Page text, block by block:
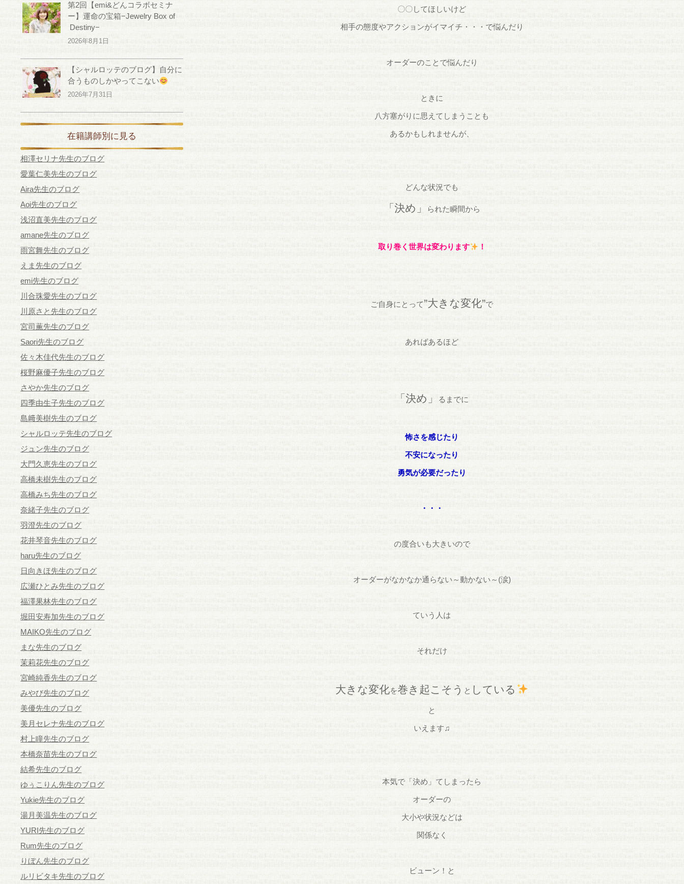
〇〇してほしいけど
相手の態度やアクションがイマイチ・・・で悩んだり
オーダーのことで悩んだり
ときに
八方塞がりに思えてしまうことも
あるかもしれませんが、
どんな状況でも
「決め」 られた瞬間から
取り巻く世界は変わります ！
ご自身にとって”大きな変化”で
あればあるほど
「決め」るまでに
怖さを感じたり
不安になったり
勇気が必要だったり
・・・
の度合いも大きいので
オーダーがなかなか通らない～動かない～(涙)
ていう人は
それだけ
大きな変化を巻き起こそう と している
と
いえます♫
本気で「決め」てしまったら
オーダーの
大小や状況などは
関係なく
ビューン！と
第2回【emi&どんコラボセミナ
ー】運命の宝箱−Jewelry Box of
Destiny−
2026年8月1日
【シャルロッテのブログ】自分に
合うものしかやってこない
2026年7月31日
在籍講師別に見る
相澤セリナ先生のブログ
愛葉仁美先生のブログ
Aira先生のブログ
Aoi先生のブログ
浅沼直美先生のブログ
amane先生のブログ
雨宮舞先生のブログ
えま先生のブログ
emi先生のブログ
川合珠愛先生のブログ
川原さと先生のブログ
宮司薫先生のブログ
Saori先生のブログ
佐々木佳代先生のブログ
桜野麻優子先生のブログ
さやか先生のブログ
四季由生子先生のブログ
島﨑美樹先生のブログ
シャルロッテ先生のブログ
ジュン先生のブログ
大門久恵先生のブログ
高橋未樹先生のブログ
高橋みち先生のブログ
奈緒子先生のブログ
羽澄先生のブログ
花井琴音先生のブログ
haru先生のブログ
日向きほ先生のブログ
広瀬ひとみ先生のブログ
福澤果林先生のブログ
堀田安寿加先生のブログ
MAIKO先生のブログ
まな先生のブログ
茉莉花先生のブログ
宮崎純香先生のブログ
みやび先生のブログ
美優先生のブログ
美月セレナ先生のブログ
村上瞳先生のブログ
本橋奈苗先生のブログ
結希先生のブログ
ゆぅこりん先生のブログ
Yukie先生のブログ
湯月美温先生のブログ
YURI先生のブログ
Rum先生のブログ
りぼん先生のブログ
ルリビタキ先生のブログ